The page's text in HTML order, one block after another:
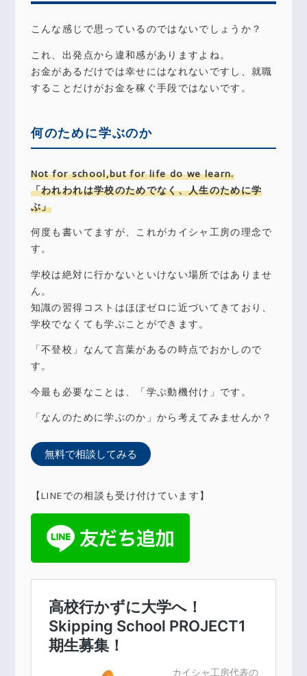
こんな感じで思っているのではないでしょうか？
これ、出発点から違和感がありますよね。
お金があるだけでは幸せにはなれないですし、就職
することだけがお金を稼ぐ手段ではないです。
何のために学ぶのか
Not for school,but for life do we learn.
「われわれは学校のためでなく、人生のために学
ぶ」
何度も書いてますが、これがカイシャ工房の理念で
す。
学校は絶対に行かないといけない場所ではありませ
ん。
知識の習得コストはほぼゼロに近づいてきており、
学校でなくても学ぶことができます。
「不登校」なんて言葉があるの時点でおかしので
す。
今最も必要なことは、「学ぶ動機付け」です。
「なんのために学ぶのか」から考えてみませんか？
無料で相談してみる
【LINEでの相談も受け付けています】